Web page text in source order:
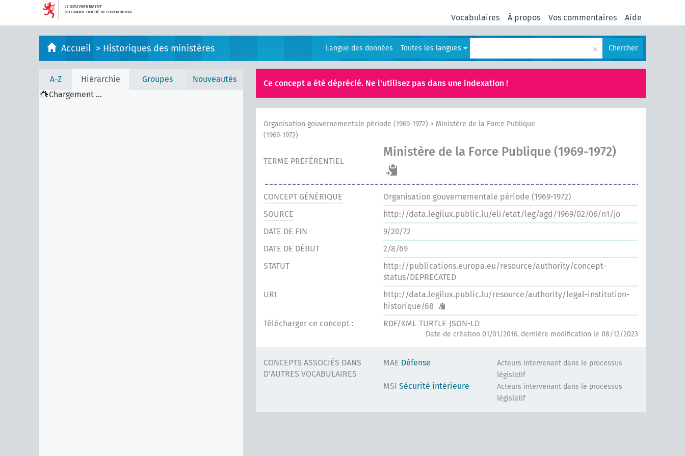
Vocabulaires À propos Vos commentaires Aide
Accueil > Historiques des ministères Langue des données Toutes les langues × Chercher
A-Z Hiérarchie Groupes
Nouveautés
Chargement ...
Ce concept a été déprécié. Ne l'utilisez pas dans une indexation !
Organisation gouvernementale période (1969-1972) > Ministère de la Force Publique
(1969-1972)
TERME PRÉFÉRENTIEL
Ministère de la Force Publique (1969-1972)
CONCEPT GÉNÉRIQUE
Organisation gouvernementale période (1969-1972)
SOURCE
http://data.legilux.public.lu/eli/etat/leg/agd/1969/02/06/n1/jo
DATE DE FIN
9/20/72
DATE DE DÉBUT
2/8/69
STATUT
http://publications.europa.eu/resource/authority/concept-
status/DEPRECATED
URI
http://data.legilux.public.lu/resource/authority/legal-institution-
historique/68
Télécharger ce concept :
RDF/XML TURTLE JSON-LD
Date de création 01/01/2016, dernière modification le 08/12/2023
CONCEPTS ASSOCIÉS DANS
D'AUTRES VOCABULAIRES
MAE Défense
Acteurs intervenant dans le processus
législatif
MSI Sécurité intérieure
Acteurs intervenant dans le processus
législatif